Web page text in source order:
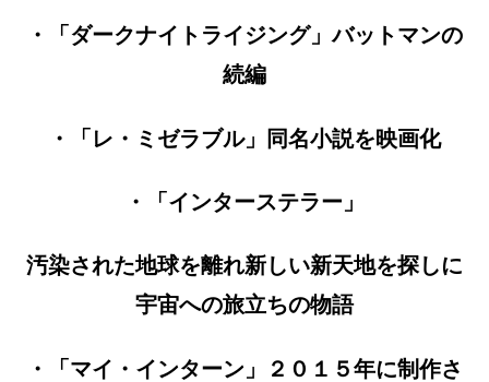
・「ダークナイトライジング」バットマンの
続編
・「レ・ミゼラブル」同名小説を映画化
・「インターステラー」
汚染された地球を離れ新しい新天地を探しに
宇宙への旅立ちの物語
・「マイ・インターン」２０１５年に制作さ